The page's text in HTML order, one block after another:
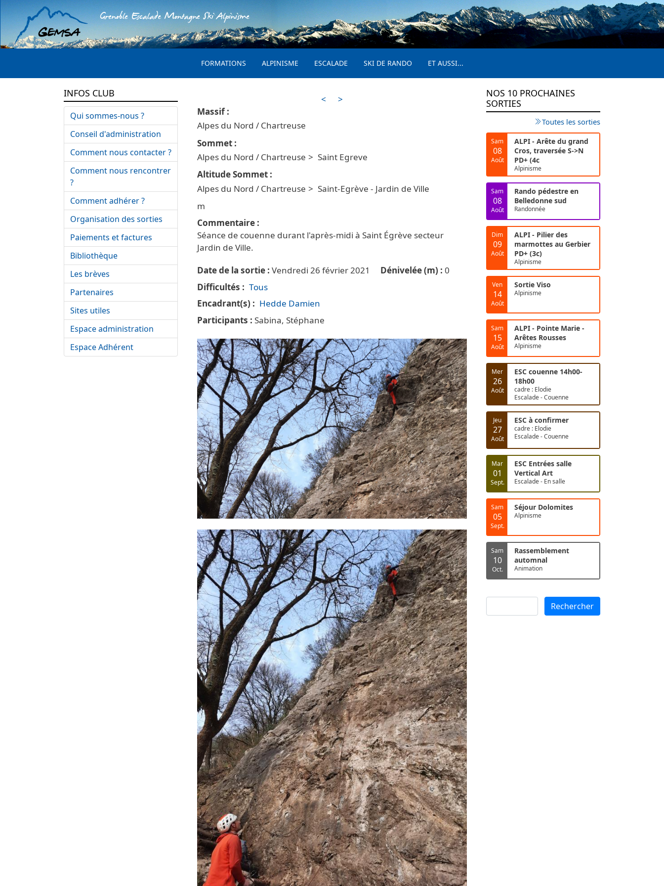
Aller au contenu principal
Grenoble Escalade Montagne Ski Alpinisme
FORMATIONS ALPINISME ESCALADE SKI DE RANDO ET AUSSI...
< >
Alpes du Nord / Chartreuse
Alpes du Nord / Chartreuse Saint Egreve
Alpes du Nord / Chartreuse Saint-Egrève - Jardin de Ville
Commentaire
Séance de couenne durant l'après-midi à Saint Égrève secteur
Jardin de Ville.
Date de la sortie Vendredi 26 février 2021 Dénivelée (m)
0
Difficultés
Tous
Encadrant(s)
Hedde Damien
Participants
Sabina, Stéphane
Vignette principale
INFOS CLUB
Qui sommes-nous ?
Conseil d'administration
Comment nous contacter ?
Comment nous rencontrer
?
Comment adhérer ?
Organisation des sorties
Paiements et factures
Bibliothèque
Les brèves
Partenaires
Sites utiles
Espace administration
Espace Adhérent
NOS 10 PROCHAINES
SORTIES
Toutes les sorties
Sam
08
Août
ALPI - Arête du grand
Cros, traversée S->N
PD+ (4c
Alpinisme
Sam
08
Août
Rando pédestre en
Belledonne sud
Randonnée
Dim
09
Août
ALPI - Pilier des
marmottes au Gerbier
PD+ (3c)
Alpinisme
Ven
14
Août
Sortie Viso
Alpinisme
Sam
15
Août
ALPI - Pointe Marie -
Arêtes Rousses
Alpinisme
Mer
26
Août
ESC couenne 14h00-
18h00
cadre : Elodie
Escalade - Couenne
Jeu
27
Août
ESC à confirmer
cadre : Elodie
Escalade - Couenne
Mar
01
Sept.
ESC Entrées salle
Vertical Art
Escalade - En salle
Sam
05
Sept.
Séjour Dolomites
Alpinisme
Sam
10
Oct.
Rassemblement
automnal
Animation
Rechercher Rechercher